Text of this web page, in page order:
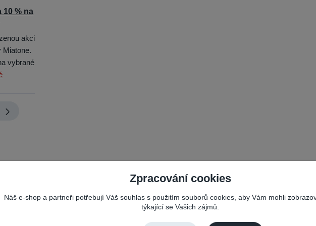
10 % na
akci
Miatone.
vybrané
Zpracování cookies
Náš e-shop a partneři potřebují Váš souhlas s použitím souborů cookies, aby Vám mohli
týkající se Vašich zájmů.